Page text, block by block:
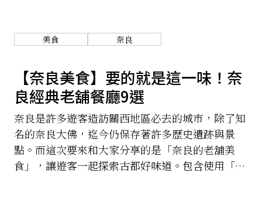
美食 奈良
【奈良美食】要的就是這一味！奈
良經典老舖餐廳9選
奈良是許多遊客造訪關西地區必去的城市，除了知
名的奈良大佛，迄今仍保存著許多歷史遺跡與景
點。而這次要來和大家分享的是「奈良的老舖美
食」，讓遊客一起探索古都好味道。包含使用「大